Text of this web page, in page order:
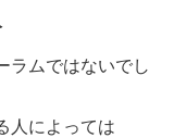
ラムではないでし
人によっては